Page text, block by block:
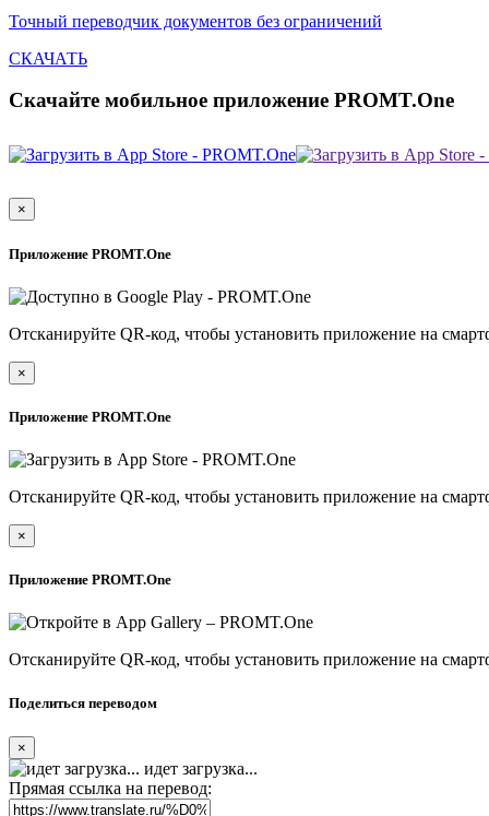
Точный переводчик документов без ограничений
СКАЧАТЬ
Скачайте мобильное приложение PROMT.One
×
Приложение PROMT.One
Отсканируйте QR-код, чтобы установить приложение на
×
Приложение PROMT.One
Отсканируйте QR-код, чтобы установить приложение на
×
Приложение PROMT.One
Отсканируйте QR-код, чтобы установить приложение на
Поделиться переводом
×
идет загрузка...
Прямая ссылка на перевод: